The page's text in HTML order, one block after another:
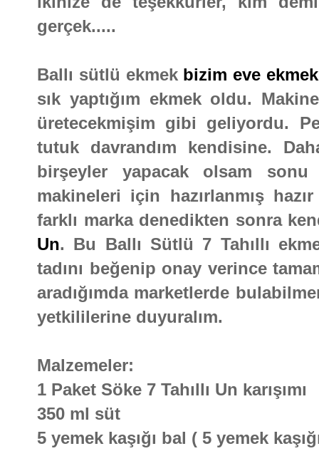
gerçek.....
Ballı sütlü ekmek bizim eve
sık yaptığım ekmek oldu.
üretecekmişim gibi geliyordu.
tutuk davrandım kendisine.
birşeyler yapacak olsam
makineleri için hazırlanmış
farklı marka denedikten sonra
Un. Bu Ballı Sütlü 7 Tahıllı
tadını beğenip onay verince
aradığımda marketlerde
yetkililerine duyuralım.
Malzemeler:
1 Paket Söke 7 Tahıllı Un karışımı
350 ml süt
5 yemek kaşığı bal ( 5 yemek